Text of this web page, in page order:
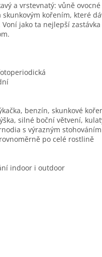
a vrstevnatý: vůně
kořením, které
jako ta nejlepší zastávka
benzín, skunkové
silné boční větvení,
s výrazným stohováním
po celé rostlině
indoor i outdoor